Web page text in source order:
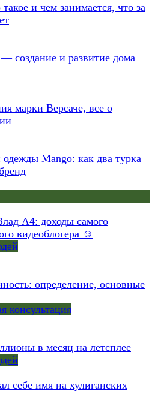
и чем занимается, что за
создание и развитие дома
марки Версаче, все о
Mango: как два турка
А4: доходы самого
видеоблогера ☺
определение, основные
консультация
в месяц на летсплее